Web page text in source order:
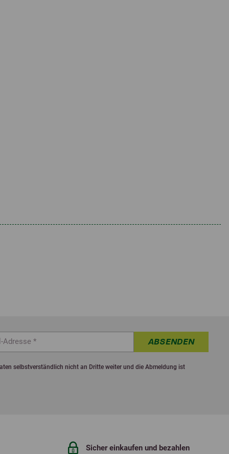
ABSENDEN
selbstverständlich nicht an Dritte weiter und die Abmeldung ist
Sicher einkaufen und bezahlen